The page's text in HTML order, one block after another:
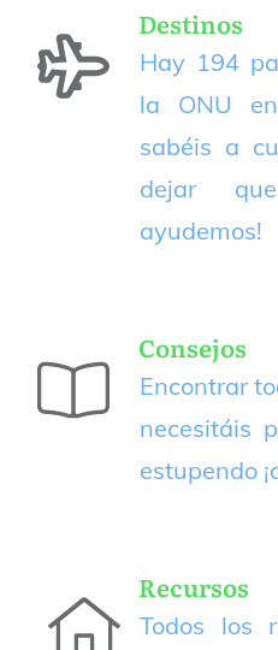
Destinos
Hay 194
la ONU
sabéis a
dejar
ayudemos!
Consejos
Encontrar
necesitáis
estupendo
Recursos
Todos los